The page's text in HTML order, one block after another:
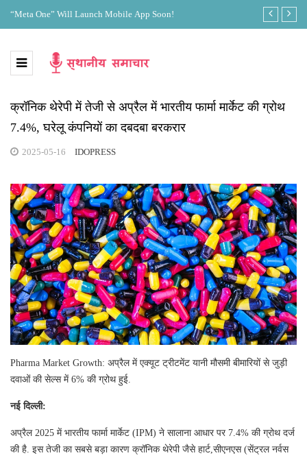
“Meta One” Will Launch Mobile App Soon!
अब तक 1300
जानिए
क्रॉनिक थेरेपी में तेजी से अप्रैल में भारतीय फार्मा मार्केट की ग्रोथ
7.4%, घरेलू कंपनियों का दबदबा बरकरार
2025-05-16 IDOPRESS
Pharma Market Growth: अप्रैल में एक्यूट ट्रीटमेंट यानी मौसमी बीमारियों से जुड़ी
दवाओं की सेल्स में 6% की ग्रोथ हुई.
नई दिल्ली:
अप्रैल 2025 में भारतीय फार्मा मार्केट (IPM) ने सालाना आधार पर 7.4% की ग्रोथ दर्ज
की है. इस तेजी का सबसे बड़ा कारण क्रॉनिक थेरेपी जैसे हार्ट,सीएनएस (सेंट्रल नर्वस